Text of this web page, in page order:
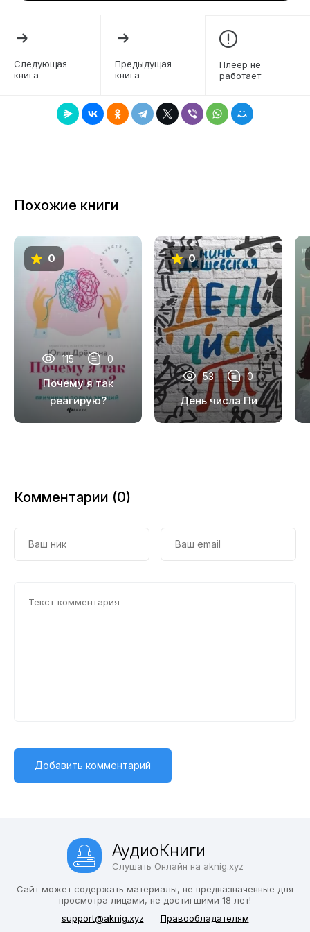
7
12
13
14
18
20
23
24
27
Следующая
книга
Предыдущая
книга
Плеер не
работает
Похожие книги
0
115 0
Почему я так
реагирую?
0
53 0
День числа Пи
Комментарии (0)
АудиоКниги
Слушать Онлайн на aknig.xyz
Сайт может содержать материалы, не предназначенные для
просмотра лицами, не достигшими 18 лет!
support@aknig.xyz
Правообладателям